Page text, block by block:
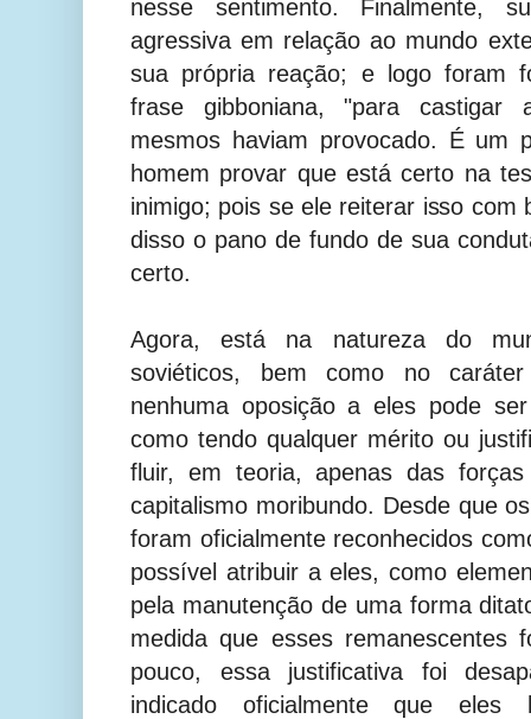
nesse sentimento. Finalmente,
agressiva em relação ao mundo
sua própria reação; e logo foram
frase gibboniana, "para castigar
mesmos haviam provocado. É um
homem provar que está certo na
inimigo; pois se ele reiterar isso com
disso o pano de fundo de sua
certo.
Agora, está na natureza do
soviéticos, bem como no
nenhuma oposição a eles pode
como tendo qualquer mérito ou
fluir, em teoria, apenas das
capitalismo moribundo. Desde que
foram oficialmente reconhecidos
possível atribuir a eles, como
pela manutenção de uma forma
medida que esses remanescentes
pouco, essa justificativa foi
indicado oficialmente que eles